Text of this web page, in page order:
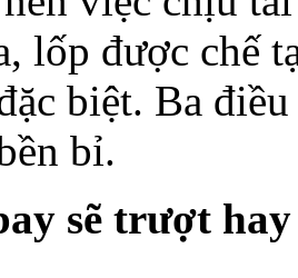
lốp được chế
biệt. Ba
bỉ.
sẽ trượt